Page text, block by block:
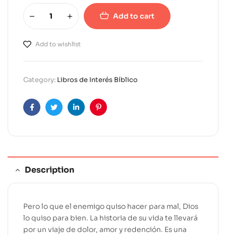
Add to cart
Add to wishlist
A
l
e
n
t
:
Category: Libros de Interés Bíblico
FacebookTwitterLinkedinPinterest
Description
Pero lo que el enemigo quiso hacer para mal, Dios
lo quiso para bien. La historia de su vida te llevará
por un viaje de dolor, amor y redención. Es una